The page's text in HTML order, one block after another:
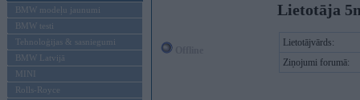
BMW modeļu jaunumi
BMW testi
Tehnoloģijas & sasniegumi
BMW Latvijā
MINI
Rolls-Royce
Lietotāja
Lietotājvārds:
Ziņojumi forumā: